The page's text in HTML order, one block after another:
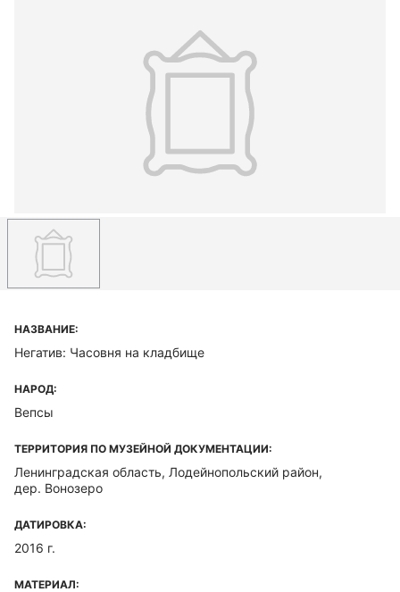
НАЗВАНИЕ:
Негатив: Часовня на кладбище
НАРОД:
Вепсы
ТЕРРИТОРИЯ ПО МУЗЕЙНОЙ ДОКУМЕНТАЦИИ:
Ленинградская область, Лодейнопольский район,
дер. Вонозеро
ДАТИРОВКА:
2016 г.
МАТЕРИАЛ: